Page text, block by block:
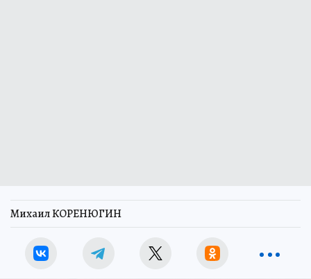
Михаил КОРЕНЮГИН